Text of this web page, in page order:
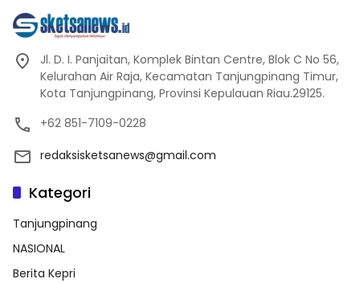
Jl. D. I. Panjaitan, Komplek Bintan Centre, Blok C No 56,
Kelurahan Air Raja, Kecamatan Tanjungpinang Timur,
Kota Tanjungpinang, Provinsi Kepulauan Riau.29125.
+62 851-7109-0228
redaksisketsanews@gmail.com
Kategori
Tanjungpinang
NASIONAL
Berita Kepri